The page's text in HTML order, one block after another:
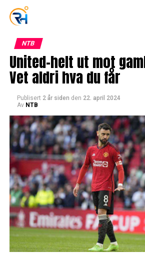
NTB
United-helt ut mot
Vet aldri hva du får
Publisert 2 år siden den 22. april 2024
Av NTB